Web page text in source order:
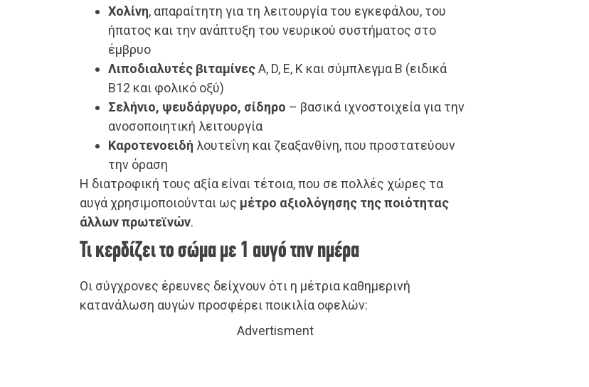
Χολίνη, απαραίτητη για τη λειτουργία του εγκεφάλου, του
ήπατος και την ανάπτυξη του νευρικού συστήματος στο
έμβρυο
Λιποδιαλυτές βιταμίνεςA, D, E, K και σύμπλεγμα B (ειδικά
Β12 και φολικό οξύ)
Σελήνιο, ψευδάργυρο, σίδηρο – βασικά ιχνοστοιχεία για την
ανοσοποιητική λειτουργία
Καροτενοειδή λουτεΐνη και ζεαξανθίνη, που προστατεύουν
την όραση
Η διατροφική τους αξία είναι τέτοια, που σε πολλές χώρες τα
αυγά χρησιμοποιούνται ως μέτρο αξιολόγησης της ποιότητας
άλλων πρωτεϊνών.
Τι κερδίζει το σώμα με 1 αυγό την ημέρα
Οι σύγχρονες έρευνες δείχνουν ότι η μέτρια καθημερινή
κατανάλωση αυγών προσφέρει ποικιλία οφελών:
Advertisment